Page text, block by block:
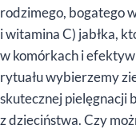
rodzimego, bogatego
i witamina C) jabłka,
w komórkach i
rytuału wybierzemy
skutecznej pielęgnacji
z dzieciństwa. Czy